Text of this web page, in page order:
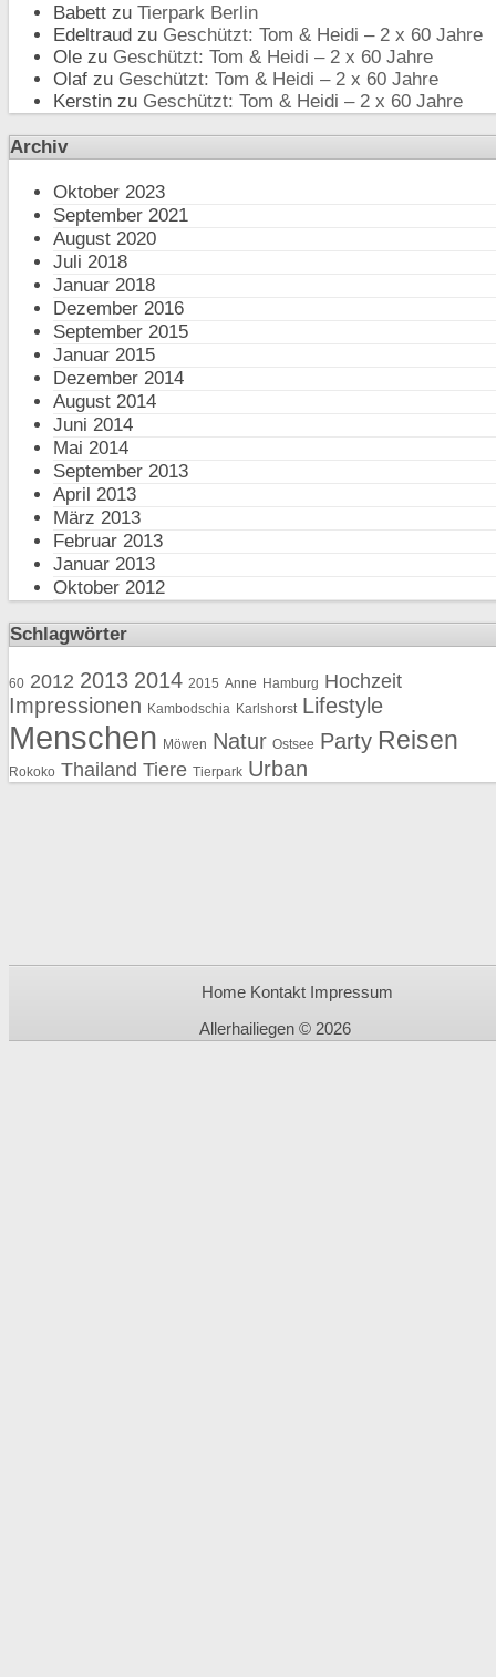
Babett zu Tierpark Berlin
Edeltraud zu Geschützt: Tom & Heidi – 2 x 60 Jahre
Ole zu Geschützt: Tom & Heidi – 2 x 60 Jahre
Olaf zu Geschützt: Tom & Heidi – 2 x 60 Jahre
Kerstin zu Geschützt: Tom & Heidi – 2 x 60 Jahre
Archiv
Oktober 2023
September 2021
August 2020
Juli 2018
Januar 2018
Dezember 2016
September 2015
Januar 2015
Dezember 2014
August 2014
Juni 2014
Mai 2014
September 2013
April 2013
März 2013
Februar 2013
Januar 2013
Oktober 2012
Schlagwörter
60 2012 2013 2014 2015 Anne Hamburg Hochzeit
Impressionen Kambodschia Karlshorst Lifestyle
Menschen Möwen Natur Ostsee Party Reisen
Rokoko Thailand Tiere Tierpark Urban
Home Kontakt Impressum
Allerhailiegen © 2026